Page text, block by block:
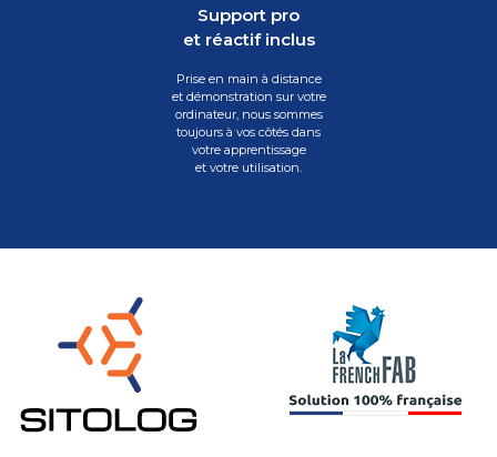
Support pro
et réactif inclus
Prise en main à distance
et démonstration sur votre
ordinateur, nous sommes
toujours à vos côtés dans
votre apprentissage
et votre utilisation.